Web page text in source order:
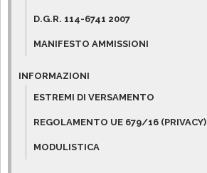
D.G.R. 114-6741 2007
MANIFESTO AMMISSIONI
INFORMAZIONI
ESTREMI DI VERSAMENTO
REGOLAMENTO UE 679/16 (PRIVACY)
MODULISTICA